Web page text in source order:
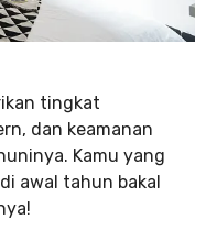
tingkat
dan keamanan
Kamu yang
awal tahun bakal